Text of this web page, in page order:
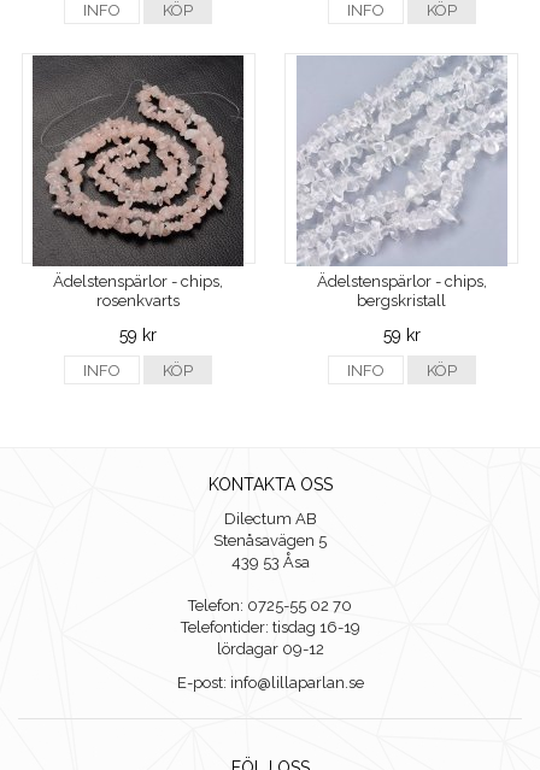
INFO KÖP INFO KÖP
Ädelstenspärlor - chips,
rosenkvarts
59 kr
INFO KÖP
Ädelstenspärlor - chips,
bergskristall
59 kr
INFO KÖP
KONTAKTA OSS
Dilectum AB
Stenåsavägen 5
439 53 Åsa
Telefon: 0725-55 02 70
Telefontider: tisdag 16-19
lördagar 09-12
E-post: info@lillaparlan.se